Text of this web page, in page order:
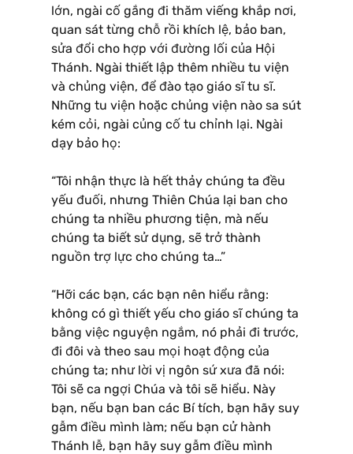
lớn, ngài cố gắng đi thăm viếng khắp nơi,
quan sát từng chỗ rồi khích lệ, bảo ban,
sửa đổi cho hợp với đường lối của Hội
Thánh. Ngài thiết lập thêm nhiều tu viện
và chủng viện, để đào tạo giáo sĩ tu sĩ.
Những tu viện hoặc chủng viện nào sa sút
kém cỏi, ngài củng cố tu chỉnh lại. Ngài
dạy bảo họ:
“Tôi nhận thực là hết thảy chúng ta đều
yếu đuối, nhưng Thiên Chúa lại ban cho
chúng ta nhiều phương tiện, mà nếu
chúng ta biết sử dụng, sẽ trở thành
nguồn trợ lực cho chúng ta…”
“Hỡi các bạn, các bạn nên hiểu rằng:
không có gì thiết yếu cho giáo sĩ chúng ta
bằng việc nguyện ngắm, nó phải đi trước,
đi đôi và theo sau mọi hoạt động của
chúng ta; như lời vị ngôn sứ xưa đã nói:
Tôi sẽ ca ngợi Chúa và tôi sẽ hiểu. Này
bạn, nếu bạn ban các Bí tích, bạn hãy suy
gẫm điều mình làm; nếu bạn cử hành
Thánh lễ, bạn hãy suy gẫm điều mình